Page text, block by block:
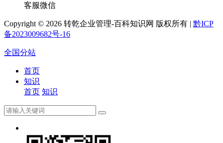
客服微信
Copyright © 2026 转乾企业管理-百科知识网 版权所有 | 黔ICP
备2023009682号-16
全国分站
首页
知识
首页 知识